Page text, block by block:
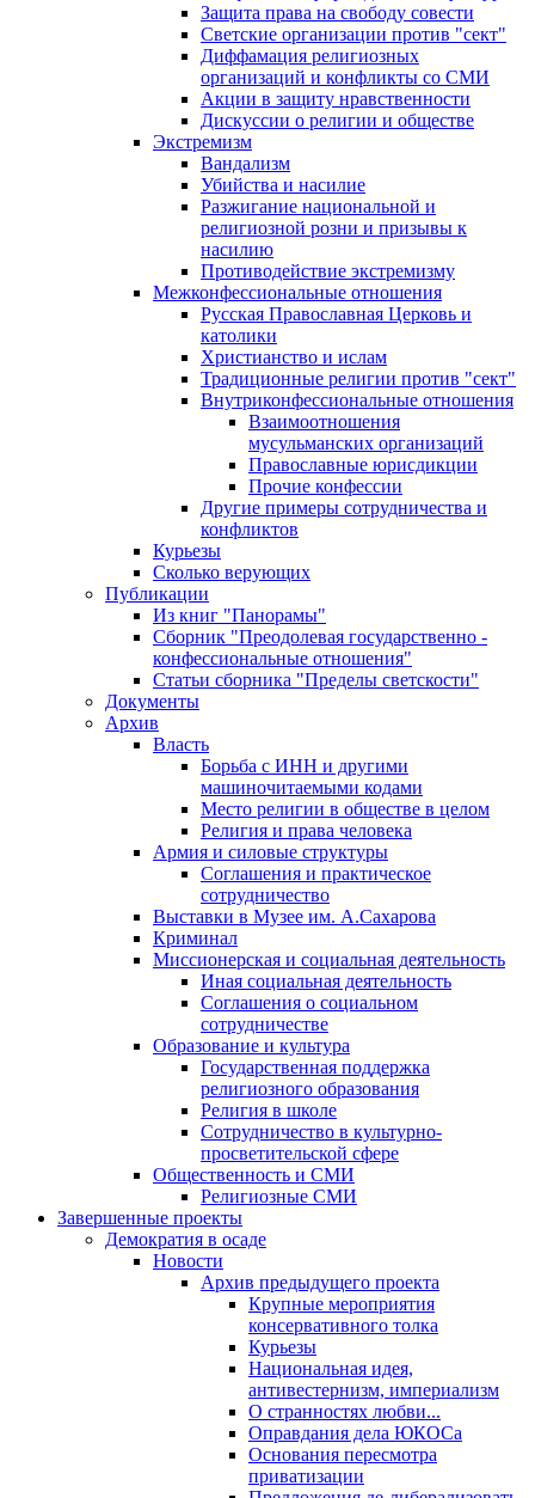
Защита права на свободу совести
Светские организации против "сект"
Диффамация религиозных
организаций и конфликты со СМИ
Акции в защиту нравственности
Дискуссии о религии и обществе
Экстремизм
Вандализм
Убийства и насилие
Разжигание национальной и
религиозной розни и призывы к
насилию
Противодействие экстремизму
Межконфессиональные отношения
Русская Православная Церковь и
католики
Христианство и ислам
Традиционные религии против "сект"
Внутриконфессиональные отношения
Взаимоотношения
мусульманских организаций
Православные юрисдикции
Прочие конфессии
Другие примеры сотрудничества и
конфликтов
Курьезы
Сколько верующих
Публикации
Из книг "Панорамы"
Сборник "Преодолевая государственно -
конфессиональные отношения"
Статьи сборника "Пределы светскости"
Документы
Архив
Власть
Борьба с ИНН и другими
машиночитаемыми кодами
Место религии в обществе в целом
Религия и права человека
Армия и силовые структуры
Соглашения и практическое
сотрудничество
Выставки в Музее им. А.Сахарова
Криминал
Миссионерская и социальная деятельность
Иная социальная деятельность
Соглашения о социальном
сотрудничестве
Образование и культура
Государственная поддержка
религиозного образования
Религия в школе
Сотрудничество в культурно-
просветительской сфере
Общественность и СМИ
Религиозные СМИ
Завершенные проекты
Демократия в осаде
Новости
Архив предыдущего проекта
Крупные мероприятия
консервативного толка
Курьезы
Национальная идея,
антивестернизм, империализм
О странностях любви...
Оправдания дела ЮКОСа
Основания пересмотра
приватизации